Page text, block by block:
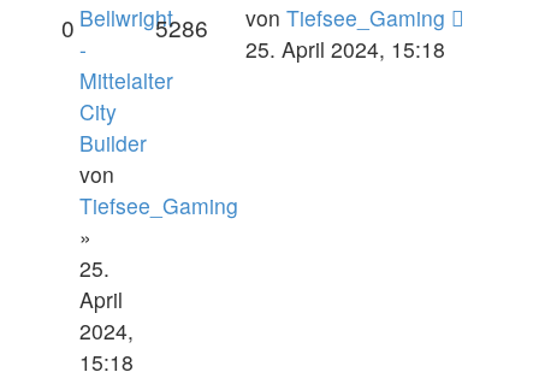
Bellwright
-
Mittelalter
City
Builder
von
Tiefsee_Gaming
»
25.
April
2024,
15:18
0 5286 von Tiefsee_Gaming
25. April 2024, 15:18